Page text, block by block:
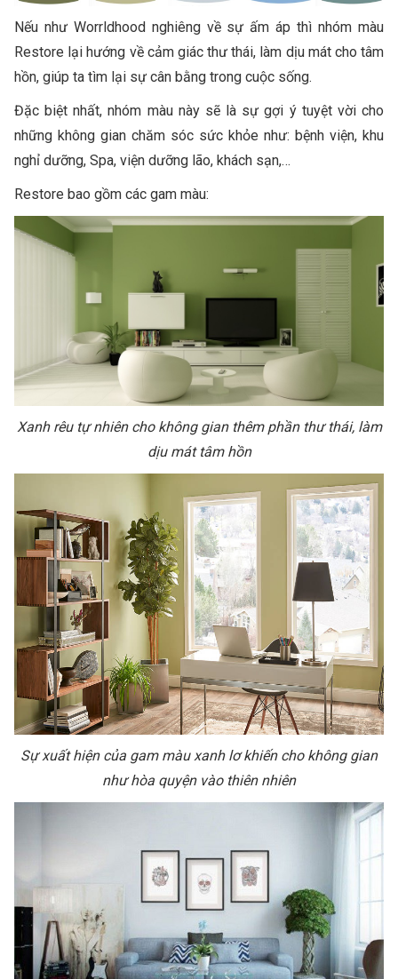
Nếu như Worrldhood nghiêng về sự ấm áp thì nhóm màu
Restore lại hướng về cảm giác thư thái, làm dịu mát cho tâm
hồn, giúp ta tìm lại sự cân bằng trong cuộc sống.
Đặc biệt nhất, nhóm màu này sẽ là sự gợi ý tuyệt vời cho
những không gian chăm sóc sức khỏe như: bệnh viện, khu
nghỉ dưỡng, Spa, viện dưỡng lão, khách sạn,…
Restore bao gồm các gam màu:
Xanh rêu tự nhiên cho không gian thêm phần thư thái, làm
dịu mát tâm hồn
Sự xuất hiện của gam màu xanh lơ khiến cho không gian
như hòa quyện vào thiên nhiên